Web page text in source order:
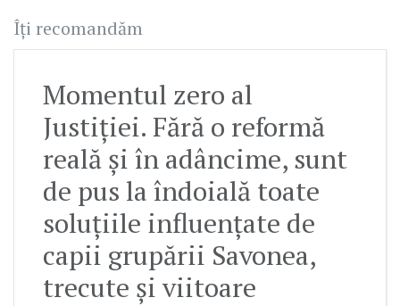
Îți recomandăm
Momentul zero al
Justiției. Fără o reformă
reală și în adâncime, sunt
de pus la îndoială toate
soluțiile influențate de
capii grupării Savonea,
trecute și viitoare